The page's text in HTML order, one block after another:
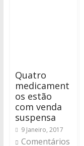
Quatro
medicament
os estão
com venda
suspensa
9 Janeiro, 2017
Comentários